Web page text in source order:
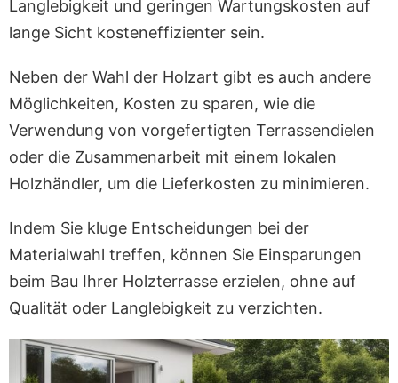
Langlebigkeit und geringen Wartungskosten auf
lange Sicht kosteneffizienter sein.
Neben der Wahl der Holzart gibt es auch andere
Möglichkeiten, Kosten zu sparen, wie die
Verwendung von vorgefertigten Terrassendielen
oder die Zusammenarbeit mit einem lokalen
Holzhändler, um die Lieferkosten zu minimieren.
Indem Sie kluge Entscheidungen bei der
Materialwahl treffen, können Sie Einsparungen
beim Bau Ihrer Holzterrasse erzielen, ohne auf
Qualität oder Langlebigkeit zu verzichten.